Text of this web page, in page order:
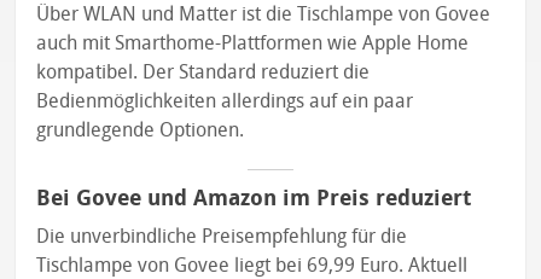
Über WLAN und Matter ist die Tischlampe von Govee
auch mit Smarthome-Plattformen wie Apple Home
kompatibel. Der Standard reduziert die
Bedienmöglichkeiten allerdings auf ein paar
grundlegende Optionen.
Bei Govee und Amazon im Preis reduziert
Die unverbindliche Preisempfehlung für die
Tischlampe von Govee liegt bei 69,99 Euro. Aktuell